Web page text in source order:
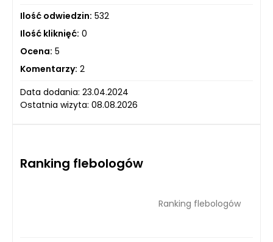
Ilość odwiedzin: 532
Ilość kliknięć: 0
Ocena: 5
Komentarzy: 2
Data dodania: 23.04.2024
Ostatnia wizyta: 08.08.2026
Ranking flebologów
Ranking flebologów